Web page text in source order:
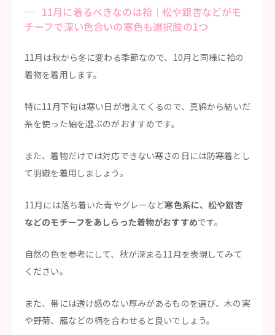
11月に着るべきなのは袷｜松や銀杏などがモ
チーフで深い色合いの寒色も選択肢の1つ
11月は秋から冬に変わる季節なので、10月と同様に袷の
着物を着用します。
特に11月下旬は寒い日が増えてくるので、真綿から紡いだ
糸を使った紬を選ぶのがおすすめです。
また、着物だけでは対応できない寒さの日には防寒着とし
て羽織を着用しましょう。
11月には落ち着いた青やグレーなど寒色系に、松や銀杏
などのモチーフをあしらった着物がおすすめです。
自然の色を参考にして、秋が深まる11月を表現してみて
ください。
また、帯には透け感のない厚みがあるものを選び、木の実
や野菊、雁などの柄を合わせると良いでしょう。